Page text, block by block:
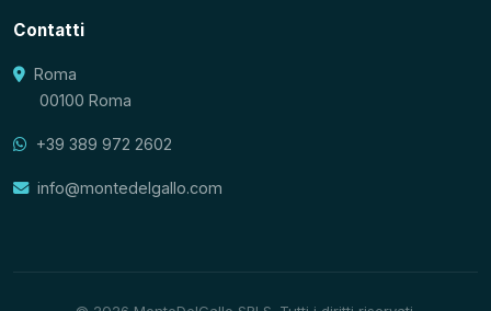
Contatti
Roma
00100 Roma
+39 389 972 2602
info@montedelgallo.com